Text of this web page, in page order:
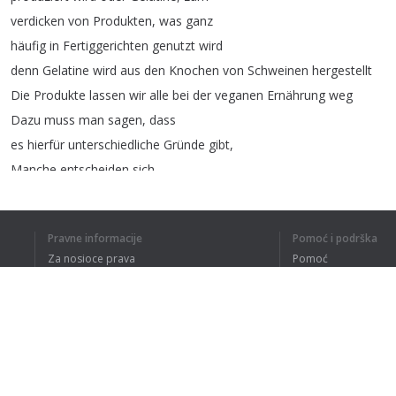
verdicken von Produkten, was ganz
häufig in Fertiggerichten genutzt wird
denn Gelatine wird aus den Knochen von Schweinen hergestellt
Die Produkte lassen wir alle bei der veganen Ernährung weg
Dazu muss man sagen, dass
es hierfür unterschiedliche Gründe gibt,
Manche entscheiden sich
manche auch aus Gründen
Umweltschutzes,
Pravne informacije
Za nosioce prava
Pomoć i podrška
Pomoć